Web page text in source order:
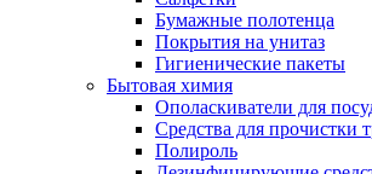
Бумажные полотенца
Покрытия на унитаз
Гигиенические пакеты
Бытовая химия
Ополаскиватели для
Средства для прочистки
Полироль